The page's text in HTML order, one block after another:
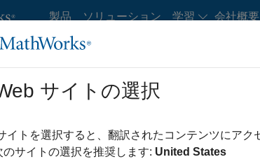
製品 ソリューション 学習 会社概要
用情報
人検索 オフィス所在地 学生・キャリア初期の方
絞り込み条件 カスタマー サポート
サイトの選択
イトを選択すると、翻訳されたコンテンツにア
のサイトの選択を推奨します: United States